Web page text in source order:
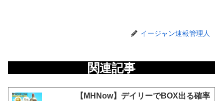
イージャン速報管理人
関連記事
【MHNow】デイリーでBOX出る確率